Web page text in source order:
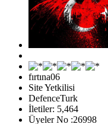
fırtına06
Site Yetkilisi
DefenceTurk
İletiler: 5,464
Üyeler No :26998